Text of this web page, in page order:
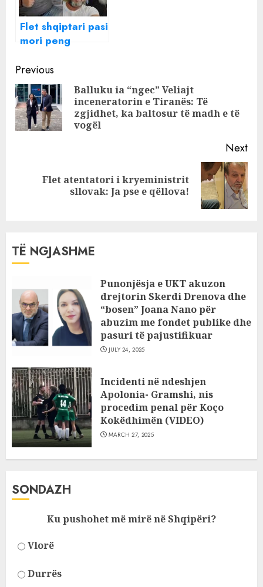
Flet shqiptari pasi
mori peng
Greqi: Po ndiznin
zjarre
Continue
Reading
Previous
Balluku ia “ngec” Veliajt
inceneratorin e Tiranës: Të
zgjidhet, ka baltosur të madh e të
vogël
Next
Flet atentatori i kryeministrit
sllovak: Ja pse e qëllova!
TË NGJASHME
Punonjësja e UKT akuzon
drejtorin Skerdi Drenova dhe
“bosen” Joana Nano për
abuzim me fondet publike dhe
pasuri të pajustifikuar
JULY 24, 2025
Incidenti në ndeshjen
Apolonia- Gramshi, nis
procedim penal për Koço
Kokëdhimën (VIDEO)
MARCH 27, 2025
SONDAZH
Ku pushohet më mirë në Shqipëri?
Vlorë
Durrës